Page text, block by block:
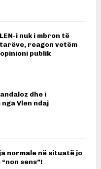
i nuk i mbron të
reagon vetëm
publik
dhe i
Vlen ndaj
normale në situatë jo
sens”!